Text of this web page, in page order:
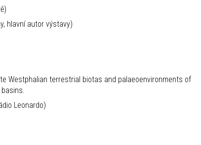
hlavní autor výstavy)
Westphalian terrestrial biotas and palaeoenvironments of
Leonardo)